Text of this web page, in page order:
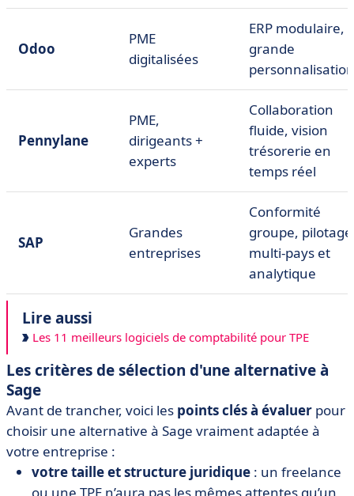
Odoo
PME
digitalisées
ERP modulaire,
grande
personnalisation
Pennylane
PME,
dirigeants +
experts
Collaboration
fluide, vision
trésorerie en
temps réel
SAP
Grandes
entreprises
Conformité
groupe, pilotage
multi-pays et
analytique
Lire aussi
Les 11 meilleurs logiciels de comptabilité pour TPE
Les critères de sélection d'une alternative à
Sage
Avant de trancher, voici les points clés à évaluer pour
choisir une alternative à Sage vraiment adaptée à
votre entreprise :
votre taille et structure juridique : un freelance